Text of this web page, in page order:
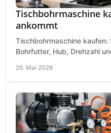
Tischbohrmaschine
ankommt
Tischbohrmaschine kaufen:
Bohrfutter, Hub, Drehzahl
25. Mai 2026